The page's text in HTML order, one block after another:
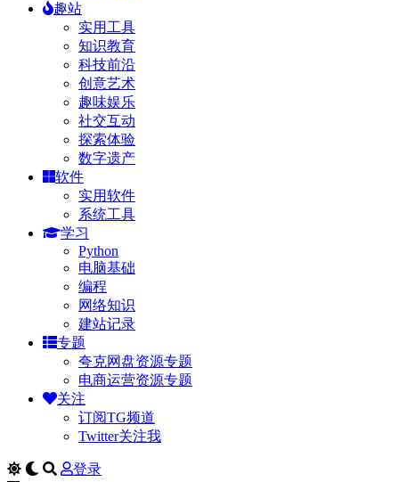
趣站
实用工具
知识教育
科技前沿
创意艺术
趣味娱乐
社交互动
探索体验
数字遗产
软件
实用软件
系统工具
学习
Python
电脑基础
编程
网络知识
建站记录
专题
夸克网盘资源专题
电商运营资源专题
关注
订阅TG频道
Twitter关注我
登录